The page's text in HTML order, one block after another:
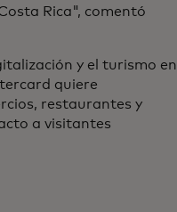
Rica", comentó
y el turismo en
quiere
restaurantes y
a visitantes